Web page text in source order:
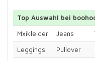
Top Auswahl bei
Mxikleider
Jeans
Leggings
Pullover